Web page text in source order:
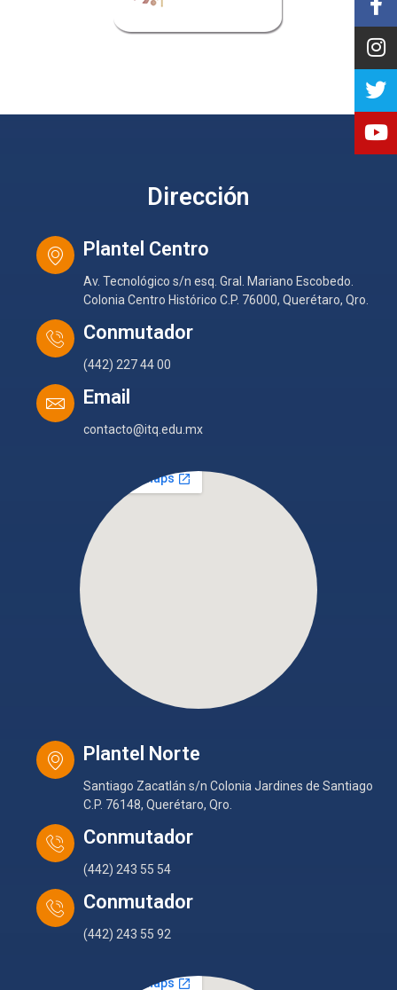
Dirección
Plantel Centro
Av. Tecnológico s/n esq. Gral. Mariano Escobedo.
Colonia Centro Histórico C.P. 76000, Querétaro, Qro.
Conmutador
(442) 227 44 00
Email
contacto@itq.edu.mx
Plantel Norte
Santiago Zacatlán s/n Colonia Jardines de Santiago
C.P. 76148, Querétaro, Qro.
Conmutador
(442) 243 55 54
Conmutador
(442) 243 55 92